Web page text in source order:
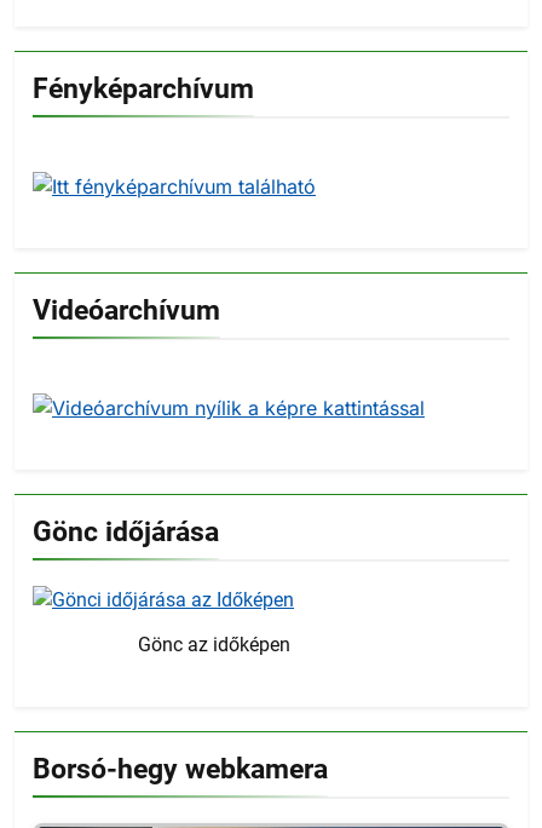
Fényképarchívum
Videóarchívum
Gönc időjárása
Gönc az időképen
Borsó-hegy webkamera